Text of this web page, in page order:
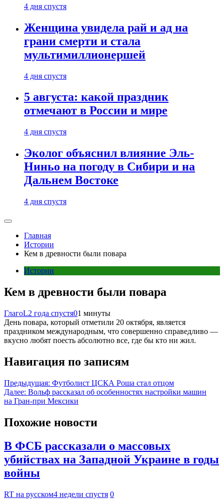
4 дня спустя
Женщина увидела рай и ад на
грани смерти и стала
мультимиллионершей
4 дня спустя
5 августа: какой праздник
отмечают в России и мире
4 дня спустя
Эколог объяснил влияние Эль-
Ниньо на погоду в Сибири и на
Дальнем Востоке
4 дня спустя
Главная
Истории
Кем в древности были повара
Истории
Кем в древности были повара
ГлагоL2 года спустя01 минуты
День повара, который отметили 20 октября, является
праздником международным, что совершенно справедливо —
вкусно любят поесть абсолютно все, где бы кто ни жил.
Навигация по записям
Предыдущая: Футболист ЦСКА Роша стал отцом
Далее: Вольф рассказал об особенностях настройки машин
на Гран-при Мексики
Похожие новости
В ФСБ рассказали о массовых
убийствах на Западной Украине в годы
войны
RT на русском4 недели спустя 0